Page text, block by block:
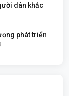
dân khắc
phát triển